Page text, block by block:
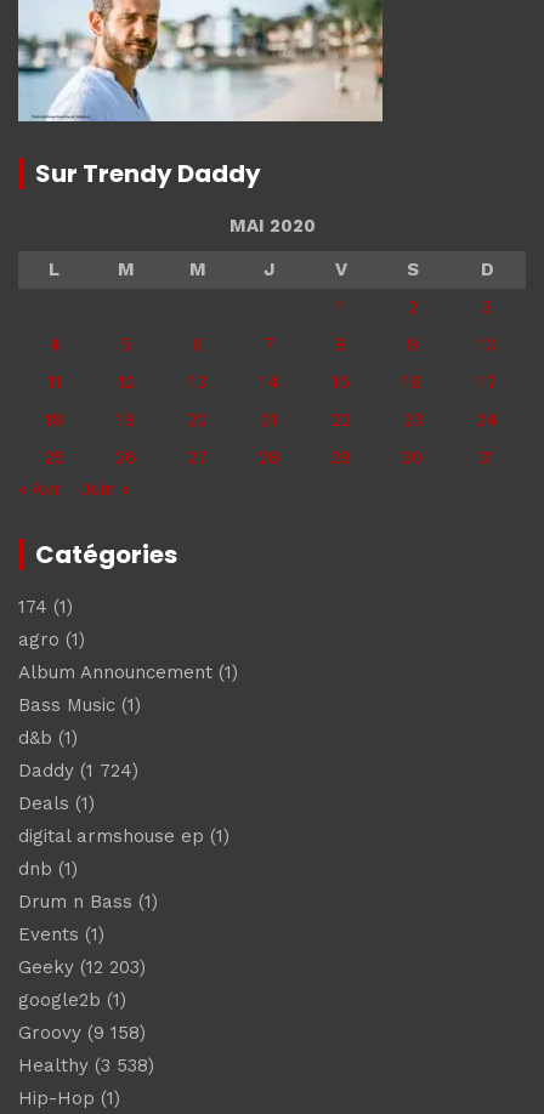
Sur Trendy Daddy
MAI 2020
L
M M J V S
D
1
2
3
4
5 6 7 8 9
10
11
12 13 14 15 16
17
18
19 20 21 22 23
24
25
26 27 28 29 30
31
« Avr
Juin »
Catégories
174 (1)
agro (1)
Album Announcement (1)
Bass Music (1)
d&b (1)
Daddy (1 724)
Deals (1)
digital armshouse ep (1)
dnb (1)
Drum n Bass (1)
Events (1)
Geeky (12 203)
google2b (1)
Groovy (9 158)
Healthy (3 538)
Hip-Hop (1)